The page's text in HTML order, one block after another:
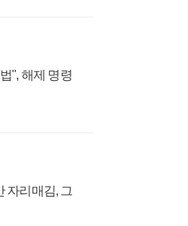
", 해제 명령
자리매김, 그